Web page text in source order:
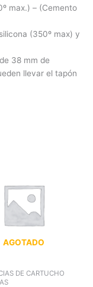
max.) – (Cemento
(350º max) y
38 mm de
llevar el tapón
AGOTADO
DE CARTUCHO